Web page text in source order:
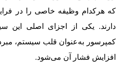
که هرکدام وظیفه خاصی را در
دارند. یکی از اجزای اصلی این
کمپرسور به‌عنوان قلب سیستم،
افزایش فشار آن می‌شود.